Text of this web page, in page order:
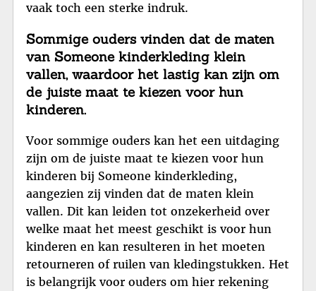
vaak toch een sterke indruk.
Sommige ouders vinden dat de maten
van Someone kinderkleding klein
vallen, waardoor het lastig kan zijn om
de juiste maat te kiezen voor hun
kinderen.
Voor sommige ouders kan het een uitdaging
zijn om de juiste maat te kiezen voor hun
kinderen bij Someone kinderkleding,
aangezien zij vinden dat de maten klein
vallen. Dit kan leiden tot onzekerheid over
welke maat het meest geschikt is voor hun
kinderen en kan resulteren in het moeten
retourneren of ruilen van kledingstukken. Het
is belangrijk voor ouders om hier rekening